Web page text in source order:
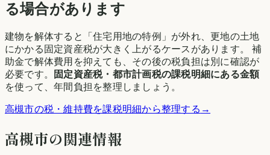
る場合があります
建物を解体すると「住宅用地の特例」が外れ、更地の土地
にかかる固定資産税が大きく上がるケースがあります。 補
助金で解体費用を抑えても、その後の税負担は別に確認が
必要です。
固定資産税・都市計画税の課税明細にある金額
を使って、年間負担を整理しましょう。
高槻市の税・維持費を課税明細から整理する →
高槻市の関連情報